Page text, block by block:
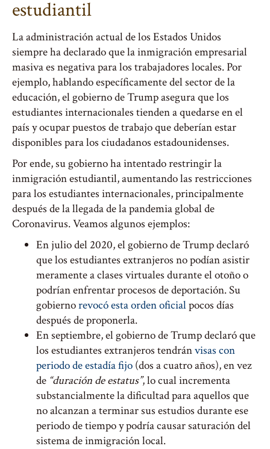
estudiantil
La administración actual de los Estados Unidos
siempre ha declarado que la inmigración empresarial
masiva es negativa para los trabajadores locales. Por
ejemplo, hablando específicamente del sector de la
educación, el gobierno de Trump asegura que los
estudiantes internacionales tienden a quedarse en el
país y ocupar puestos de trabajo que deberían estar
disponibles para los ciudadanos estadounidenses.
Por ende, su gobierno ha intentado restringir la
inmigración estudiantil, aumentando las restricciones
para los estudiantes internacionales, principalmente
después de la llegada de la pandemia global de
Coronavirus. Veamos algunos ejemplos:
En julio del 2020, el gobierno de Trump declaró
que los estudiantes extranjeros no podían asistir
meramente a clases virtuales durante el otoño o
podrían enfrentar procesos de deportación. Su
gobiernorevocó esta orden oficialpocos días
después de proponerla.
En septiembre, el gobierno de Trump declaró que
los estudiantes extranjeros tendránvisas con
periodo de estadía fijo (dos a cuatro años), en vez
de “duración de estatus”, lo cual incrementa
substancialmente la dificultad para aquellos que
no alcanzan a terminar sus estudios durante ese
periodo de tiempo y podría causar saturación del
sistema de inmigración local.